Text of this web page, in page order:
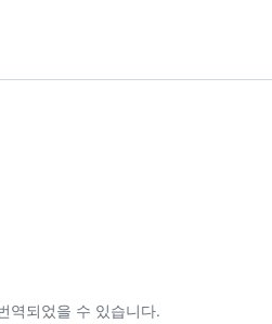
역되었을 수 있습니다.